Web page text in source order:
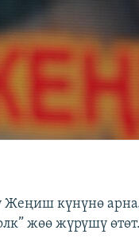
Жеңиш күнүнө
жөө жүрүшү өтөт.